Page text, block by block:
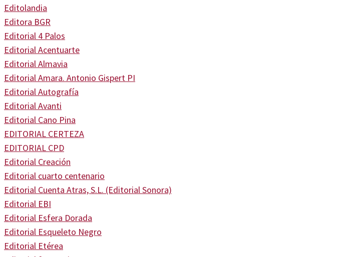
Editolandia
Editora BGR
Editorial 4 Palos
Editorial Acentuarte
Editorial Almavia
Editorial Amara. Antonio Gispert PI
Editorial Autografía
Editorial Avanti
Editorial Cano Pina
EDITORIAL CERTEZA
EDITORIAL CPD
Editorial Creación
Editorial cuarto centenario
Editorial Cuenta Atras, S.L. (Editorial Sonora)
Editorial EBI
Editorial Esfera Dorada
Editorial Esqueleto Negro
Editorial Etérea